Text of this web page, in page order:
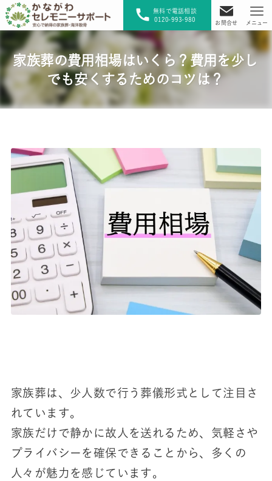
無料で電話相談
0120-993-980
お問合せ メニュー
家族葬の費用相場はいくら？費用を少し
でも安くするためのコツは？
家族葬は、少人数で行う葬儀形式として注目さ
れています。
家族だけで静かに故人を送れるため、気軽さや
プライバシーを確保できることから、多くの
人々が魅力を感じています。